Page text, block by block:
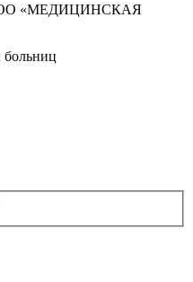
«МЕДИЦИНСКАЯ
больниц